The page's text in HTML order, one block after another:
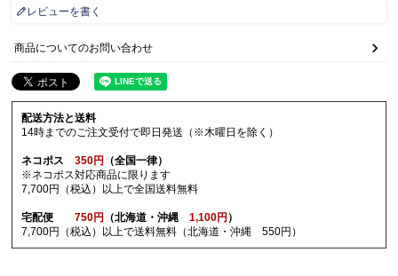
レビューを書く
商品についてのお問い合わせ
配送方法と送料
14時までのご注文受付で即日発送（※木曜日を除く）
ネコポス350円
（全国一律）
※ネコポス対応商品に限ります
7,700円（税込）以上で全国送料無料
宅配便750円 （北海道・沖縄1,100円 ）
7,700円（税込）以上で送料無料（北海道・沖縄 550円）